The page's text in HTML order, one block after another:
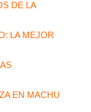
DE LA
LA MEJOR
EN MACHU